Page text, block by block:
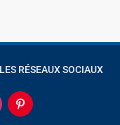
RÉSEAUX SOCIAUX